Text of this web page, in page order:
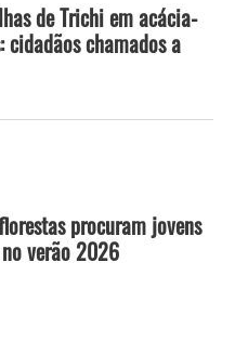
de Trichi em acácia-
cidadãos chamados a
procuram jovens
verão 2026